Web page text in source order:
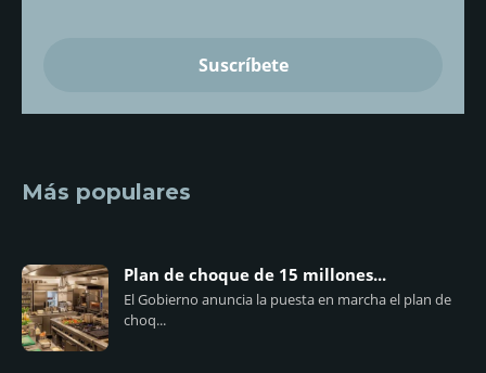
Más populares
Plan de choque de 15 millones...
El Gobierno anuncia la puesta en marcha el plan de
choq...